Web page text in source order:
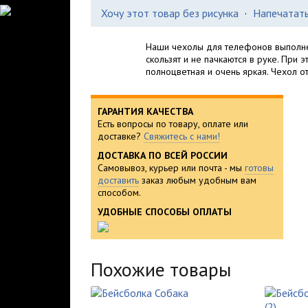
Хочу этот товар без рисунка ·
Наши чехолы для телефонов
скользят и не пачкаются в руке. При
полноцветная и очень яркая. Чехол
ГАРАНТИЯ КАЧЕСТВА
Есть вопросы по товару, оплате или
доставке? Свяжитесь с нами!
ДОСТАВКА ПО ВСЕЙ РОССИИ
Самовывоз, курьер или почта - мы готовы
доставить заказ любым удобным вам
способом.
УДОБНЫЕ СПОСОБЫ ОПЛАТЫ
Похожие товары